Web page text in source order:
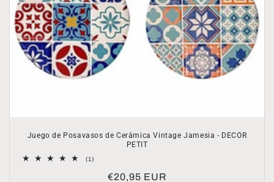
Juego de Posavasos de Cerámica Vintage Jamesia - DECOR
PETIT
(1)
totalesPrecio
€20,95 EUR